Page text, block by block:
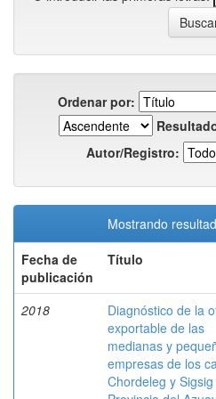
Ordenar por:
Autor/Registro:
Mostrando
Fecha de
publicación
Título
2018
Diagnóstico de la
exportable de las
medianas y
empresas de los
Chordeleg y